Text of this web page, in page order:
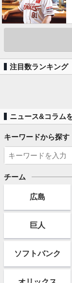
注目数ランキング
ニュース&コラム
キーワードから探す
チーム
広島
巨人
ソフトバンク